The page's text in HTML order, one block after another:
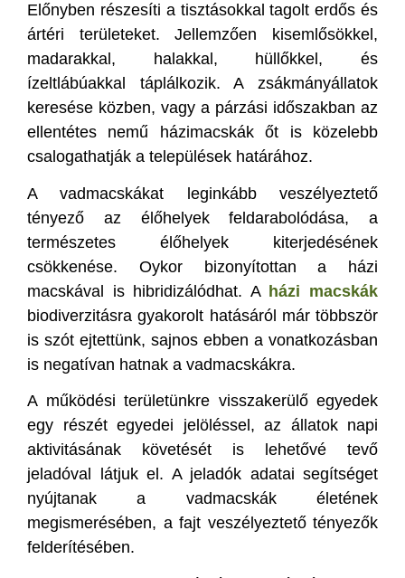
Előnyben részesíti a tisztásokkal tagolt erdős és
ártéri területeket. Jellemzően kisemlősökkel,
madarakkal, halakkal, hüllőkkel, és
ízeltlábúakkal táplálkozik. A zsákmányállatok
keresése közben, vagy a párzási időszakban az
ellentétes nemű házimacskák őt is közelebb
csalogathatják a települések határához.
A vadmacskákat leginkább veszélyeztető
tényező az élőhelyek feldarabolódása, a
természetes élőhelyek kiterjedésének
csökkenése. Oykor bizonyítottan a házi
macskával is hibridizálódhat. A házi macskák
biodiverzitásra gyakorolt hatásáról már többször
is szót ejtettünk, sajnos ebben a vonatkozásban
is negatívan hatnak a vadmacskákra.
A működési területünkre visszakerülő egyedek
egy részét egyedei jelöléssel, az állatok napi
aktivitásának követését is lehetővé tevő
jeladóval látjuk el. A jeladók adatai segítséget
nyújtanak a vadmacskák életének
megismerésében, a fajt veszélyeztető tényezők
felderítésében.